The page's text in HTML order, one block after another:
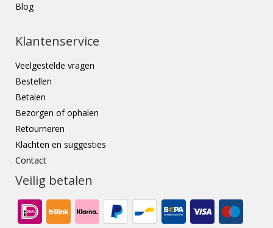
Blog
Klantenservice
Veelgestelde vragen
Bestellen
Betalen
Bezorgen of ophalen
Retourneren
Klachten en suggesties
Contact
Veilig betalen